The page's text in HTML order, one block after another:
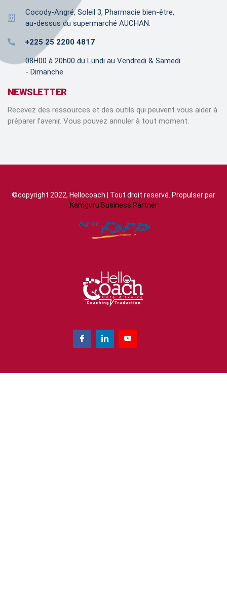
Cocody-Angré, Soleil 3, Pharmacie bien-être,
au-dessus du supermarché AUCHAN.
+225 25 2200 4817
08H00 à 20h00 du Lundi au Vendredi & Samedi
- Dimanche
NEWSLETTER
Recevez des ressources et des outils qui peuvent vous aider à
préparer l’avenir. Vous pouvez annuler à tout moment.
©copyright 2022, Hellocoach | Tout droit reservé. Propulser par
Kamguru Business Partner